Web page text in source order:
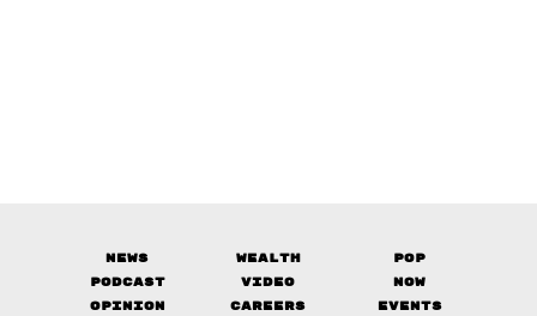
News Wealth
Pop
Podcast
Video
Now
Opinion
Careers Events